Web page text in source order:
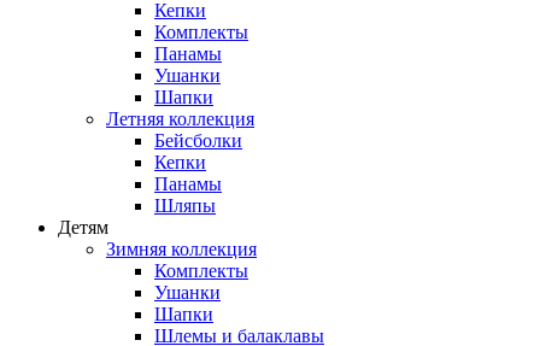
Кепки
Комплекты
Панамы
Ушанки
Шапки
Летняя коллекция
Бейсболки
Кепки
Панамы
Шляпы
Детям
Зимняя коллекция
Комплекты
Ушанки
Шапки
Шлемы и балаклавы